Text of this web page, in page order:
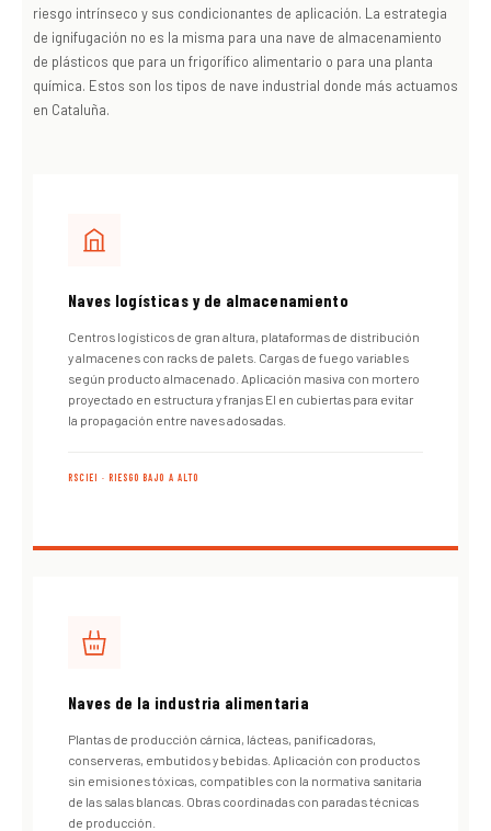
riesgo intrínseco y sus condicionantes de aplicación. La estrategia
de ignifugación no es la misma para una nave de almacenamiento
de plásticos que para un frigorífico alimentario o para una planta
química. Estos son los tipos de nave industrial donde más actuamos
en Cataluña.
Naves logísticas y de almacenamiento
Centros logísticos de gran altura, plataformas de distribución
y almacenes con racks de palets. Cargas de fuego variables
según producto almacenado. Aplicación masiva con mortero
proyectado en estructura y franjas EI en cubiertas para evitar
la propagación entre naves adosadas.
RSCIEI · RIESGO BAJO A ALTO
Naves de la industria alimentaria
Plantas de producción cárnica, lácteas, panificadoras,
conserveras, embutidos y bebidas. Aplicación con productos
sin emisiones tóxicas, compatibles con la normativa sanitaria
de las salas blancas. Obras coordinadas con paradas técnicas
de producción.